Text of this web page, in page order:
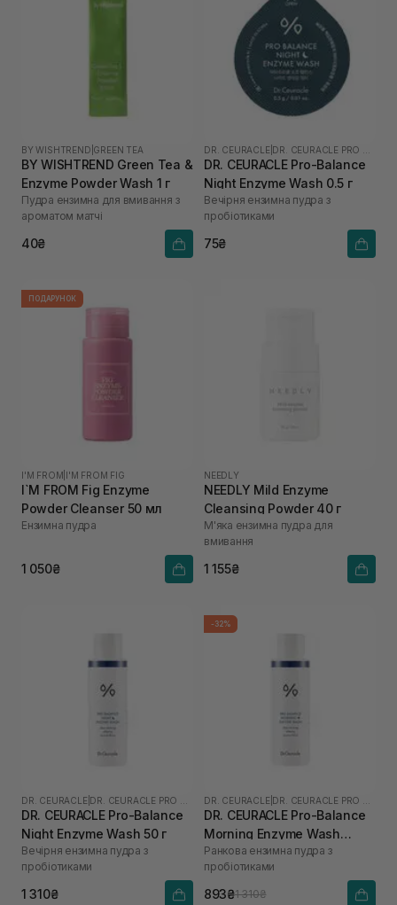
BY WISHTREND GREEN TEA
BY WISHTREND Green Tea &
Enzyme Powder Wash 1 г
Пудра ензимна для вмивання з
ароматом матчі
40₴
DR. CEURACLE
DR. CEURACLE Pro-Balance
Night Enzyme Wash 0.5 г
Вечірня ензимна пудра з
пробіотиками
75₴
ПОДАРУНОК
I'M FROM I'M FROM FIG
I`M FROM Fig Enzyme
Powder Cleanser 50 мл
Ензимна пудра
1 050₴
NEEDLY
NEEDLY Mild Enzyme
Cleansing Powder 40 г
М'яка ензимна пудра для
вмивання
1 155₴
DR. CEURACLE
DR. CEURACLE Pro-Balance
Night Enzyme Wash 50 г
Вечірня ензимна пудра з
пробіотиками
1 310₴
-32%
DR. CEURACLE
DR. CEURACLE Pro-Balance
Morning Enzyme Wash
(термін до 01.27р.) 50 г
Ранкова ензимна пудра з
пробіотиками
893₴1 310₴